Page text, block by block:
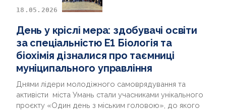
18.05.2026
День у кріслі мера: здобувачі освіти
за спеціальністю Е1 Біологія та
біохімія дізналися про таємниці
муніципального управління
Днями лідери молодіжного самоврядування та
активісти міста Умань стали учасниками унікального
проєкту «Один день з міським головою», до якого